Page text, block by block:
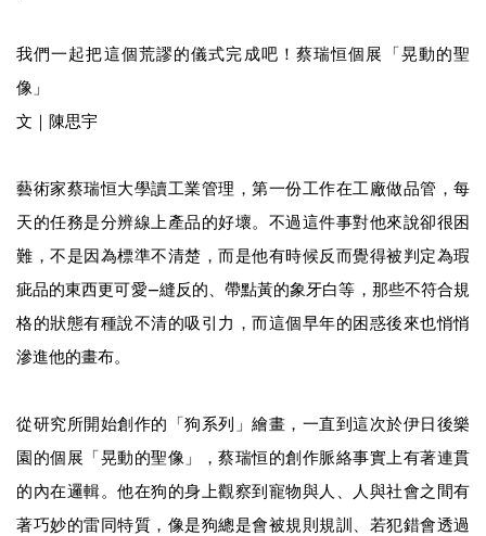
我們⼀起把這個荒謬的儀式完成吧！蔡瑞恒個展「晃動的聖
像」
⽂｜陳思宇
藝術家蔡瑞恒⼤學讀⼯業管理，第⼀份⼯作在⼯廠做品管，每
天的任務是分辨線上產品的好壞。不過這件事對他來說卻很困
難，不是因為標準不清楚，⽽是他有時候反⽽覺得被判定為瑕
疵品的東⻄更可愛--縫反的、帶點黃的象牙⽩等，那些不符合規
格的狀態有種說不清的吸引⼒，⽽這個早年的困惑後來也悄悄
滲進他的畫布。
從研究所開始創作的「狗系列」繪畫，⼀直到這次於伊⽇後樂
園的個展「晃動的聖像」，蔡瑞恒的創作脈絡事實上有著連貫
的內在邏輯。他在狗的⾝上觀察到寵物與⼈、⼈與社會之間有
著巧妙的雷同特質，像是狗總是會被規則規訓、若犯錯會透過